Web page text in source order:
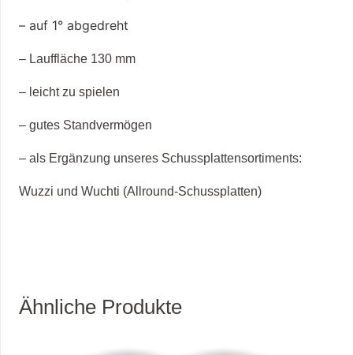
– auf 1° abgedreht
– Lauffläche 130 mm
– leicht zu spielen
– gutes Standvermögen
– als Ergänzung unseres Schussplattensortiments:
Wuzzi und Wuchti (Allround-Schussplatten)
Ähnliche Produkte